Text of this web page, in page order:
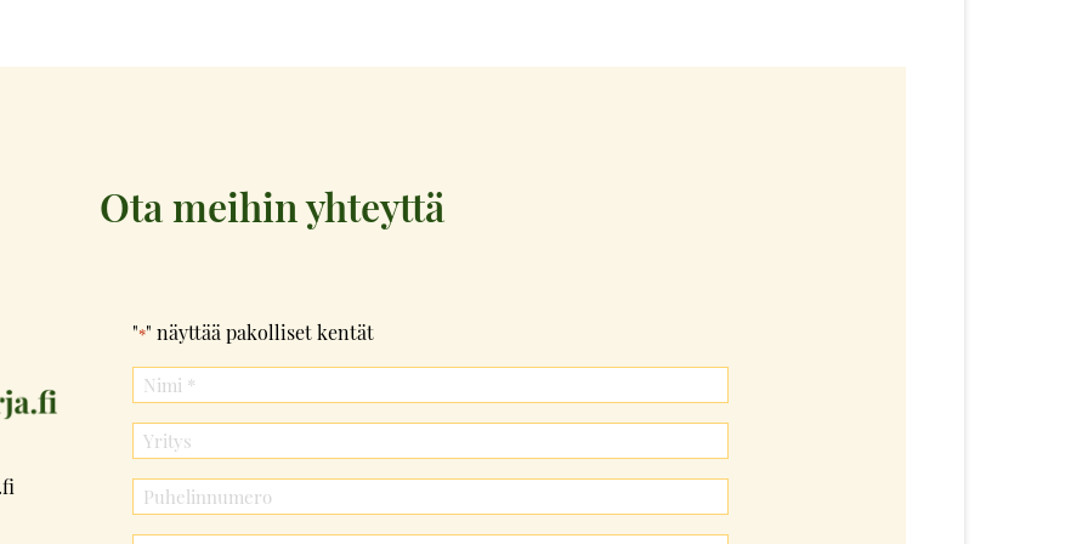
Ota meihin yhteyttä
"*" näyttää pakolliset kentät